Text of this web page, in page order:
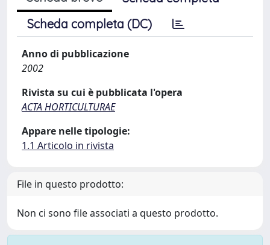
Scheda completa (DC)
Anno di pubblicazione
2002
Rivista su cui è pubblicata l'opera
ACTA HORTICULTURAE
Appare nelle tipologie:
1.1 Articolo in rivista
File in questo prodotto:
Non ci sono file associati a questo prodotto.